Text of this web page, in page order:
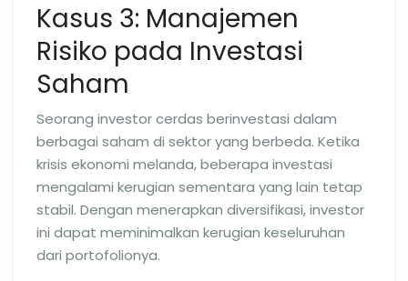
Kasus 3: Manajemen
Risiko pada Investasi
Saham
Seorang investor cerdas berinvestasi dalam
berbagai saham di sektor yang berbeda. Ketika
krisis ekonomi melanda, beberapa investasi
mengalami kerugian sementara yang lain tetap
stabil. Dengan menerapkan diversifikasi, investor
ini dapat meminimalkan kerugian keseluruhan
dari portofolionya.